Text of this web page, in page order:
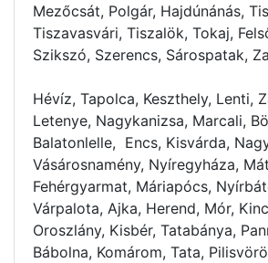
Mezőcsát, Polgár, Hajdúnánás,
Tiszavasvári, Tiszalök, Tokaj,
Szikszó, Szerencs, Sárospatak,
Hévíz, Tapolca, Keszthely, Lenti,
Letenye, Nagykanizsa, Marcali,
Balatonlelle, Encs, Kisvárda,
Vásárosnamény, Nyíregyháza,
Fehérgyarmat, Máriapócs,
Várpalota, Ajka, Herend, Mór,
Oroszlány, Kisbér, Tatabánya,
Bábolna, Komárom, Tata,